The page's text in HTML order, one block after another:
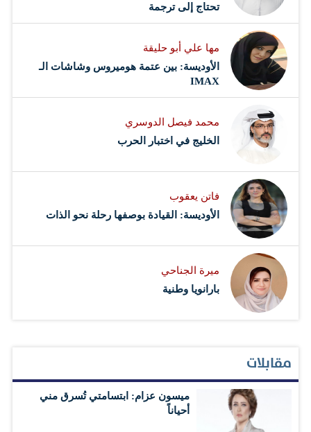
تحتاج إلى ترجمة
مها علي أبو حليقة
الأوديسة: بين عتمة هوميروس وشاشات الـ
IMAX
محمد فيصل الدوسري ​
‏الخليج في اختبار الحرب
فاتن يعقوب
الأوديسة: القيادة بوصفها رحلة نحو الذات
ميرة الجناحي
بارانويا وطنية
مقابلات
ميسون عزام: ابتسامتي تُسرق مني
أحياناً